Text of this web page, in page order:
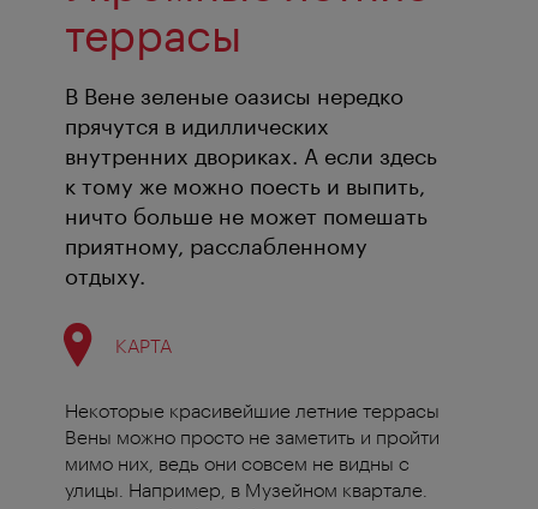
террасы
В Вене зеленые оазисы нередко
прячутся в идиллических
внутренних двориках. А если здесь
к тому же можно поесть и выпить,
ничто больше не может помешать
приятному, расслабленному
отдыху.
КАРТА
Некоторые красивейшие летние террасы
Вены можно просто не заметить и пройти
мимо них, ведь они совсем не видны с
улицы. Например, в Музейном квартале.